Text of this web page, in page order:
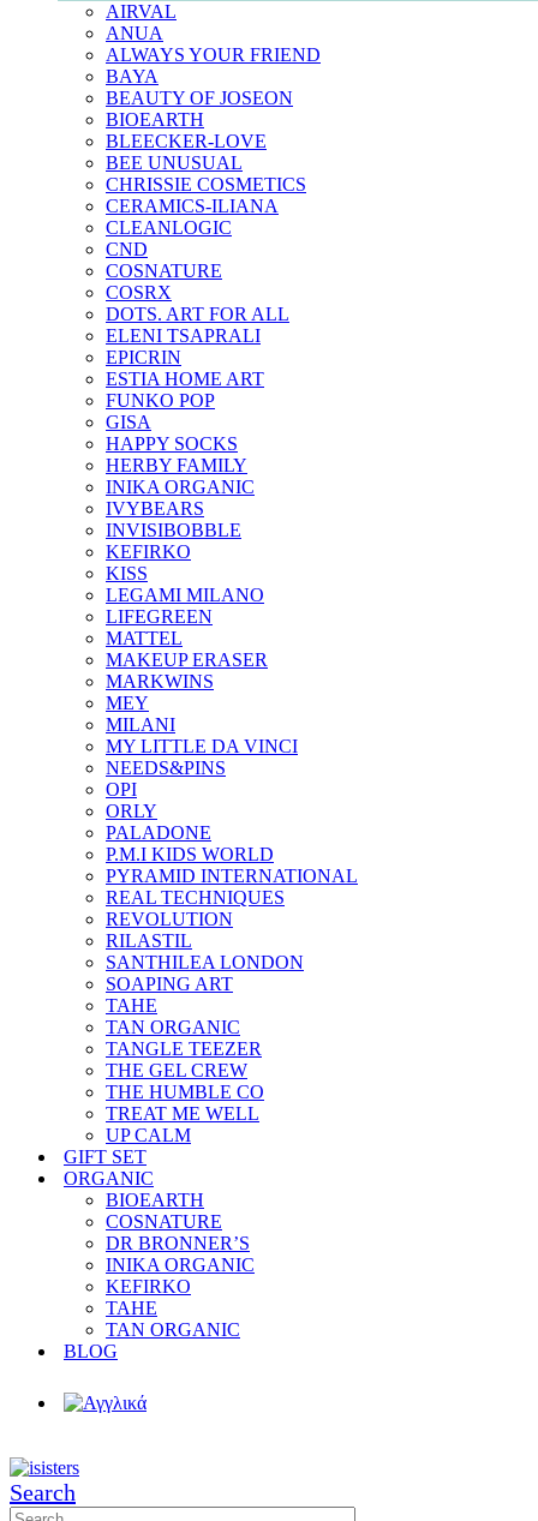
AIRVAL
ANUA
ALWAYS YOUR FRIEND
BAYA
BEAUTY OF JOSEON
BIOEARTH
BLEECKER-LOVE
BEE UNUSUAL
CHRISSIE COSMETICS
CERAMICS-ILIANA
CLEANLOGIC
CND
COSNATURE
COSRX
DOTS. ART FOR ALL
ELENI TSAPRALI
EPICRIN
ESTIA HOME ART
FUNKO POP
GISA
HAPPY SOCKS
HERBY FAMILY
INIKA ORGANIC
IVYBEARS
INVISIBOBBLE
KEFIRKO
KISS
LEGAMI MILANO
LIFEGREEN
MATTEL
MAKEUP ERASER
MARKWINS
MEY
MILANI
MY LITTLE DA VINCI
NEEDS&PINS
OPI
ORLY
PALADONE
P.M.I KIDS WORLD
PYRAMID INTERNATIONAL
REAL TECHNIQUES
REVOLUTION
RILASTIL
SANTHILEA LONDON
SOAPING ART
TAHE
TAN ORGANIC
TANGLE TEEZER
THE GEL CREW
THE HUMBLE CO
TREAT ME WELL
UP CALM
GIFT SET
ORGANIC
BIOEARTH
COSNATURE
DR BRONNER’S
INIKA ORGANIC
KEFIRKO
TAHE
TAN ORGANIC
BLOG
Search